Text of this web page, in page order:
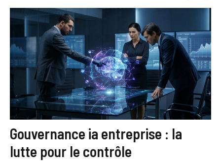
Gouvernance ia entreprise : la
lutte pour le contrôle